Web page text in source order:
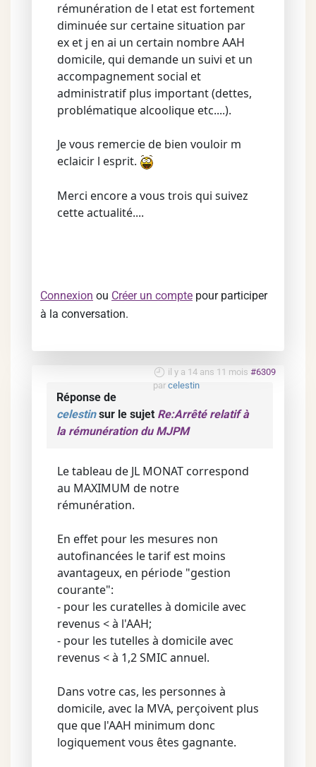
rémunération de l etat est fortement
diminuée sur certaine situation par
ex et j en ai un certain nombre AAH
domicile, qui demande un suivi et un
accompagnement social et
administratif plus important (dettes,
problématique alcoolique etc....).
Je vous remercie de bien vouloir m
eclaicir l esprit.
Merci encore a vous trois qui suivez
cette actualité....
Connexion ou Créer un compte pour participer
à la conversation.
il y a 14 ans 11 mois #6309
par celestin
Réponse de
celestinsur le sujet Re:Arrêté relatif à
la rémunération du MJPM
Le tableau de JL MONAT correspond
au MAXIMUM de notre
rémunération.
En effet pour les mesures non
autofinancées le tarif est moins
avantageux, en période "gestion
courante":
- pour les curatelles à domicile avec
revenus < à l'AAH;
- pour les tutelles à domicile avec
revenus < à 1,2 SMIC annuel.
Dans votre cas, les personnes à
domicile, avec la MVA, perçoivent plus
que que l'AAH minimum donc
logiquement vous êtes gagnante.